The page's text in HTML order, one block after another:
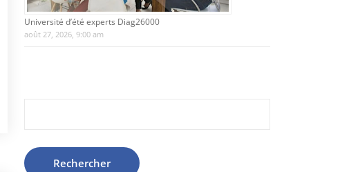
Université d’été experts Diag26000
août 27, 2026, 9:00 am